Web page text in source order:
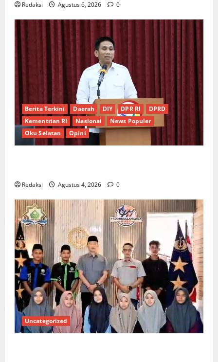
Redaksi Agustus 6, 2026 0
Berita Terkini Daerah DIY DPR RI
DPRD
Kementrian RI
Nasional
News Populer
Oku Selatan
Opini
Redaksi Agustus 4, 2026 0
Uncategorized